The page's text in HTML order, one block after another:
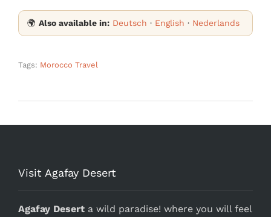
🌍 Also available in: Deutsch · English · Nederlands
Tags: Morocco Travel
Visit Agafay Desert
Agafay Desert a wild paradise! where you will feel